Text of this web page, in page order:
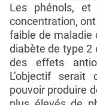
Les phénols,
concentration,
faible de maladie
diabète de type 2
des effets
L’objectif
pouvoir produire